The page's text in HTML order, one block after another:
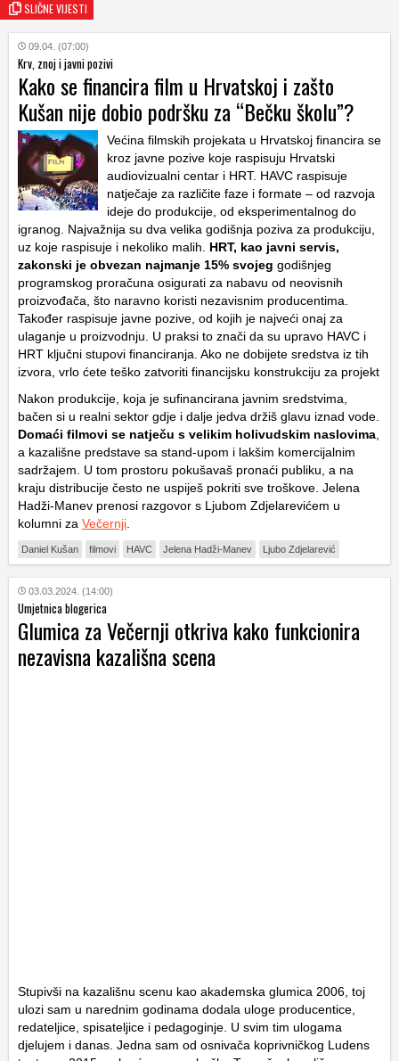
SLIČNE VIJESTI
09.04. (07:00)
Krv, znoj i javni pozivi
Kako se financira film u Hrvatskoj i zašto
Kušan nije dobio podršku za “Bečku školu”?
Većina filmskih projekata u Hrvatskoj financira se
kroz javne pozive koje raspisuju Hrvatski
audiovizualni centar i HRT. HAVC raspisuje
natječaje za različite faze i formate – od razvoja
ideje do produkcije, od eksperimentalnog do
igranog. Najvažnija su dva velika godišnja poziva za produkciju,
uz koje raspisuje i nekoliko malih.
HRT, kao javni servis,
zakonski je obvezan najmanje 15% svojeg godišnjeg
programskog proračuna osigurati za nabavu od neovisnih
proizvođača, što naravno koristi nezavisnim producentima.
Također raspisuje javne pozive, od kojih je najveći onaj za
ulaganje u proizvodnju. U praksi to znači da su upravo HAVC i
HRT ključni stupovi financiranja. Ako ne dobijete sredstva iz tih
izvora, vrlo ćete teško zatvoriti financijsku konstrukciju za projekt
Nakon produkcije, koja je sufinancirana javnim sredstvima,
bačen si u realni sektor gdje i dalje jedva držiš glavu iznad vode.
Domaći filmovi se natječu s velikim holivudskim naslovima
a kazališne predstave sa stand-upom i lakšim komercijalnim
sadržajem. U tom prostoru pokušavaš pronaći publiku, a na
kraju distribucije često ne uspiješ pokriti sve troškove. Jelena
Hadži-Manev prenosi razgovor s Ljubom Zdjelarevićem u
kolumni za Večernji
Daniel Kušan filmovi HAVC Jelena Hadži-Manev Ljubo Zdjelarević
03.03.2024. (14:00)
Umjetnica blogerica
Glumica za Večernji otkriva kako funkcionira
nezavisna kazališna scena
Stupivši na kazališnu scenu kao akademska glumica 2006, toj
ulozi sam u narednim godinama dodala uloge producentice,
redateljice, spisateljice i pedagoginje. U svim tim ulogama
djelujem i danas. Jedna sam od osnivača koprivničkog Ludens